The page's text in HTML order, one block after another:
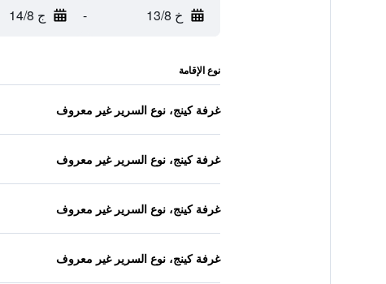
خ 13/8 - ج 14/8
نوع الإقامة
غرفة كينج، نوع السرير غير معروف
غرفة كينج، نوع السرير غير معروف
غرفة كينج، نوع السرير غير معروف
غرفة كينج، نوع السرير غير معروف